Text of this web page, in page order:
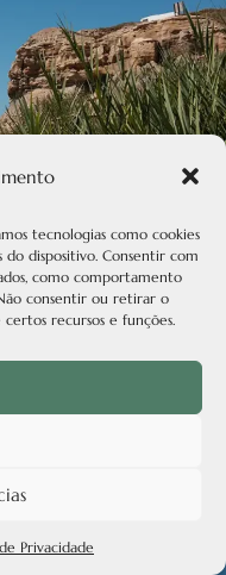
tecnologias como cookies
dispositivo. Consentir com
como comportamento
consentir ou retirar o
recursos e funções.
Privacidade